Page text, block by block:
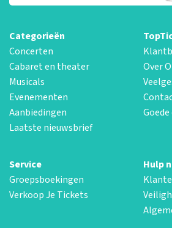
Categorieën
Concerten
Cabaret en theater
Musicals
Evenementen
Aanbiedingen
Laatste nieuwsbrief
Over
Service
Groepsboekingen
Verkoop Je Tickets
Hulp